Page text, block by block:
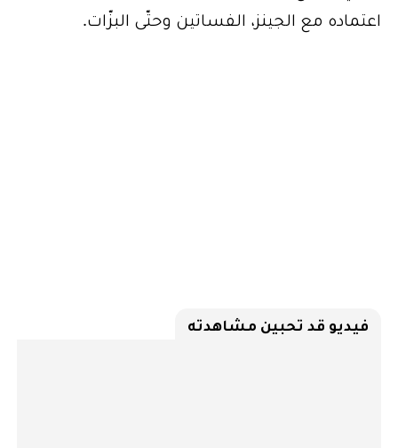
اعتماده مع الجينز، الفساتين وحتّى البزّات.
فيديو قد تحبين مشاهدته